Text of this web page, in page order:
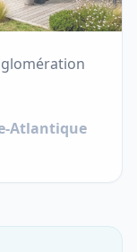
Atlantique